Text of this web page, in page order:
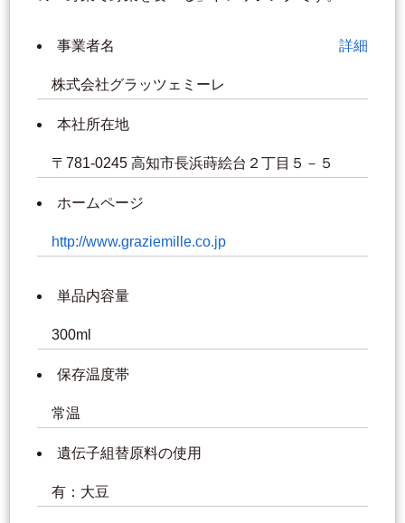
事業者名 詳細
株式会社グラッツェミーレ
本社所在地
〒781-0245 高知市長浜蒔絵台２丁目５－５
ホームページ
http://www.graziemille.co.jp
単品内容量
300ml
保存温度帯
常温
遺伝子組替原料の使用
有：大豆